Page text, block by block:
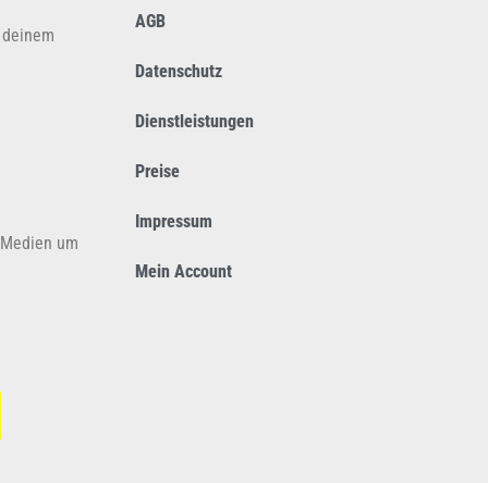
um
AGB
Datenschutz
Dienstleistungen
Preise
Impressum
Mein Account